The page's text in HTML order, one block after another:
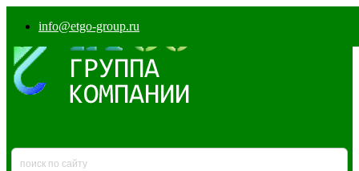
info@etgo-group.ru